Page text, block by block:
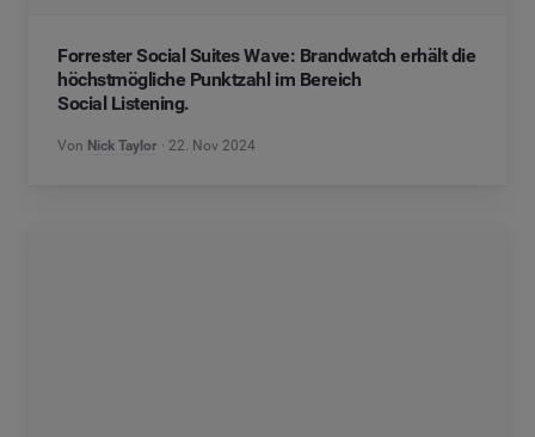
Forrester Social Suites Wave: Brandwatch erhält die
höchstmögliche Punktzahl im Bereich
Social Listening.
Von Nick Taylor 22. Nov 2024